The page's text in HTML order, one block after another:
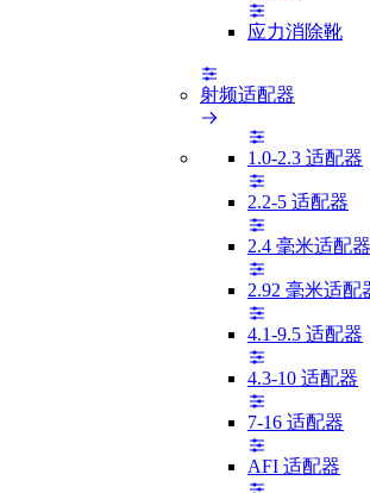
应力消除靴
射频适配器
1.0-2.3 适配器
2.2-5 适配器
2.4 毫米适配器
2.92 毫米适配
4.1-9.5 适配器
4.3-10 适配器
7-16 适配器
AFI 适配器